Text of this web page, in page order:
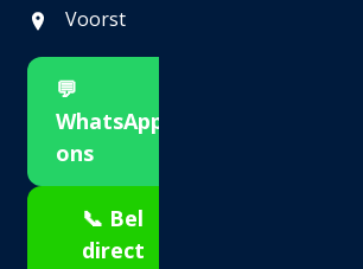
Voorst
💬
WhatsApp
ons
📞 Bel
direct